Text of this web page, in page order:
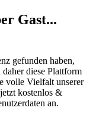
Gast...
gefunden haben,
diese Plattform
volle Vielfalt unserer
kostenlos &
an.